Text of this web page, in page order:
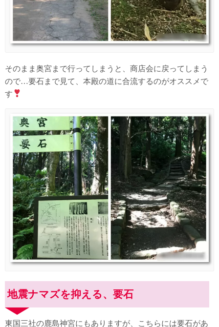
そのまま奥宮まで行ってしまうと、商店会に戻ってしまう
ので…要石まで見て、本殿の道に合流するのがオススメで
す
地震ナマズを抑える、要石
東国三社の鹿島神宮にもありますが、こちらには要石があ